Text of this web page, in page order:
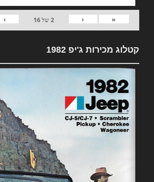
«
‹
2של16
›
קטלוג מכירות ג'יפ 1982